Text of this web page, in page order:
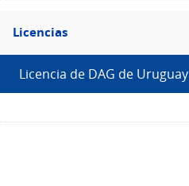
Filtro
Licencias
Licencias
Licencia de DAG de Uruguay